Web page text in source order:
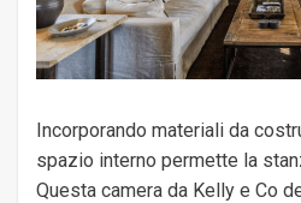
Incorporando materiali da
spazio interno permette la
Questa camera da Kelly e Co